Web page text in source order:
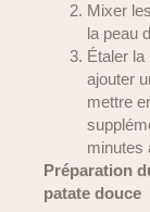
Mixer
la peau
Étaler la
ajouter
mettre
minutes
Préparation
patate douce